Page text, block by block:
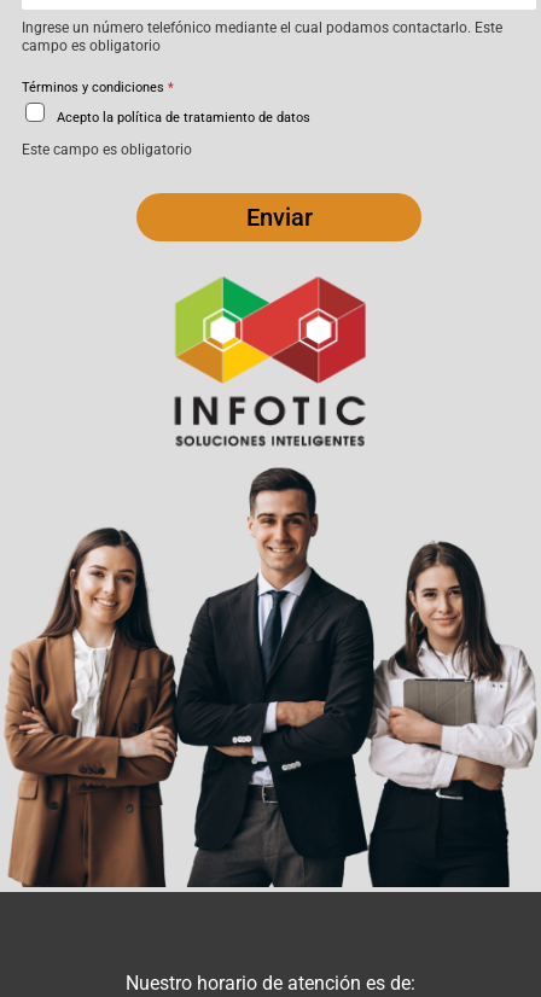
Ingrese un número telefónico mediante el cual podamos contactarlo. Este
campo es obligatorio
Términos y condiciones *
Acepto la política de tratamiento de datos
Este campo es obligatorio
Enviar
Nuestro horario de atención es de: